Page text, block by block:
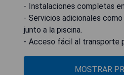
- Instalaciones completas
- Servicios adicionales
junto a la piscina.
- Acceso fácil al transporte
MOSTRAR